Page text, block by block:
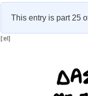
This entry is part 25
[:el]